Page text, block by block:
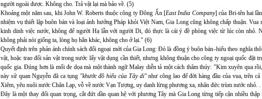
người ngoài được. Không cho. Trả vật lại mà bảo về. (5)
Khoảng một năm sau, khi John W. Roberts thuộc công ty Đông Ấn [East India Company] của Bri-tên hai
nhiệm vụ thiết lập buôn bán và loại ảnh hưởng Pháp khỏi Việt Nam, Gia Long cũng không chấp thuận.
kinh dinh việc nước, không để người Hạ lẫn với người Di, đó thực là cái ý đề phòng việc từ lúc còn nhỏ.
không phải nòi giống ta, lòng họ hẳn khác, không cho ở lại." (6)
Quyết định trên phản ánh chính sách đối ngoại mới của Gia Long: Đó là đồng ý buôn bán–hiểu theo nghĩa
vật, hoặc trao đổi sản vật trong nước lấy vật dụng cần thiết, nhưng không thuận cho công ty ngoại quốc đặt
quốc gia. Đúng hơn là mối đe dọa mà một thành ngữ Malay diễn tả một cách thâm thúy: "Kim xuyên qua
này sử quan Nguyễn đã ca tụng "khước đồ hiếu của Tây di"như công lao để đời hàng đầu của vua, trên
Xiêm, yêu nuôi nước Chân Lạp, vỗ về nước Vạn Tượng, uy danh lừng phương xa, nhân đức trùm nước nhỏ.
Đây là một thay đổi quan trọng, cắt đứt dần quan hệ với phương Tây mà Gia Long từng tiếp cận nhiều